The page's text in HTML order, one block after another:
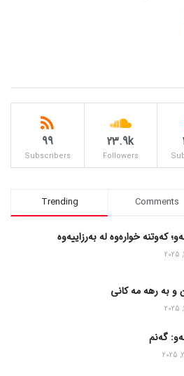
23.9k
Followers
99
Subscribers
Trending Comments
کەوتنە خوارەوە لە بەرزاییەوە
و به رهه مه کانی
گەنم